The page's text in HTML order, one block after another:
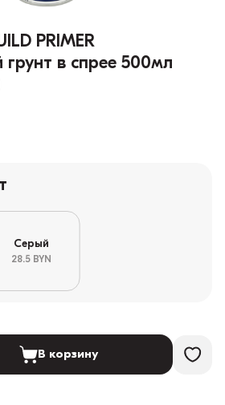
PRIMER
грунт в спрее 500мл
Серый
28.5 BYN
В корзину